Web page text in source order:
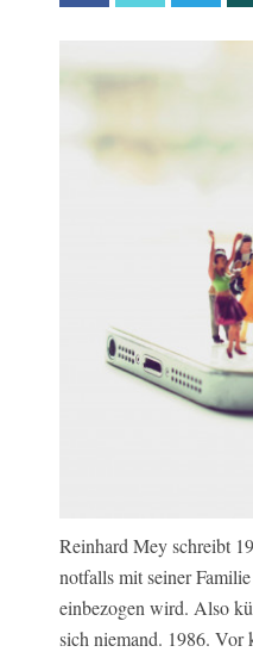
Reinhard Mey schreibt
notfalls mit seiner
einbezogen wird. Also
sich niemand. 1986. Vor